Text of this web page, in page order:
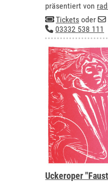
präsentiert von
Tickets oder
03332 538 111
Uckeroper